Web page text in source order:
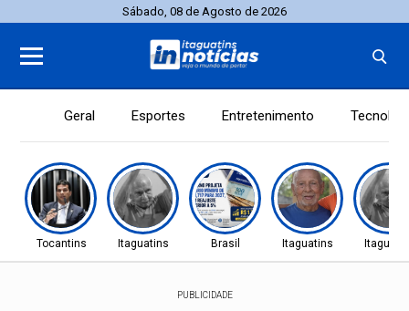
Sábado, 08 de Agosto de 2026
Geral Esportes Entretenimento
Tocantins Itaguatins Brasil Itaguatins
PUBLICIDADE